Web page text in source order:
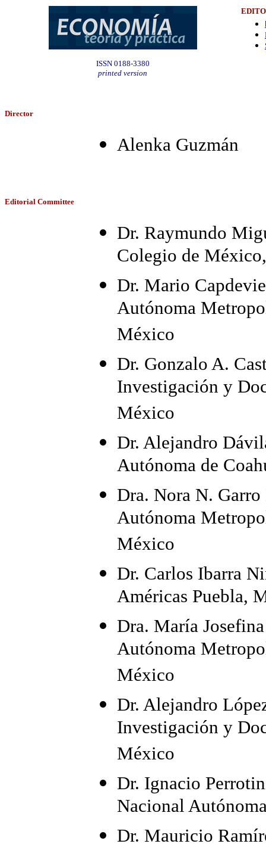
ISSN 0188-3380
printed version
Director
Alenka Guzmán
Editorial Committee
Dr. Raymundo
Colegio de
Dr. Mario
Autónoma
México
Dr. Gonzalo A.
Investigación y
México
Dr. Alejandro
Autónoma de
Dra. Nora N.
Autónoma
México
Dr. Carlos Ibarra
Américas Puebla,
Dra. María
Autónoma
México
Dr. Alejandro
Investigación y
México
Dr. Ignacio
Nacional
Dr. Mauricio